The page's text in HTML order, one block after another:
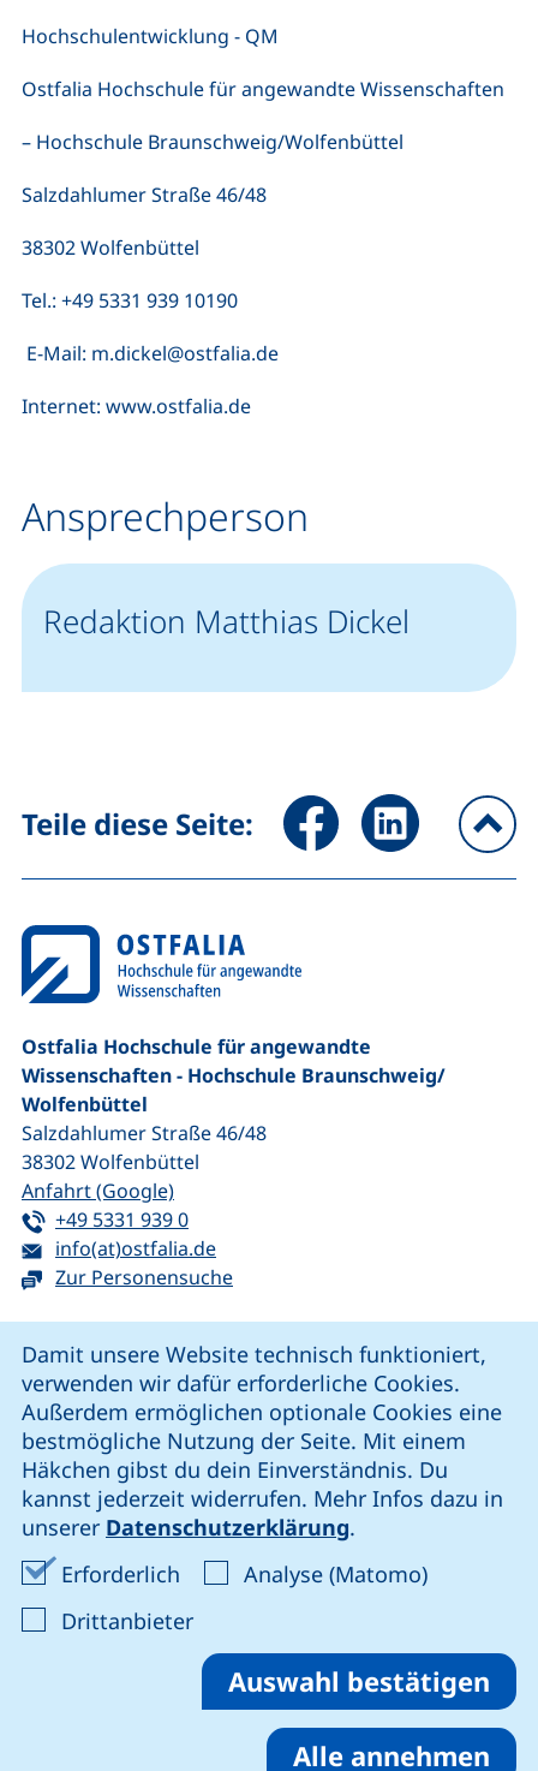
Damit unsere Website technisch funktioniert,
verwenden wir dafür erforderliche Cookies.
Außerdem ermöglichen optionale Cookies eine
bestmögliche Nutzung der Seite. Mit einem
Häkchen gibst du dein Einverständnis. Du
kannst jederzeit widerrufen. Mehr Infos dazu in
unserer Datenschutzerklärung.
Erforderlich Erforderliche Cookies akzeptieren
Analyse (Matomo)Analyse-
Drittanbieter: Cookies von Drittanbieter
Auswahl bestätigen
Alle annehmen
Hochschulentwicklung - QM
Ostfalia Hochschule für angewandte Wissenschaften
– Hochschule Braunschweig/Wolfenbüttel
Salzdahlumer Straße 46/48
38302 Wolfenbüttel
Tel.: +49 5331 939 10190
E-Mail: m.dickel@ostfalia.de
Internet: www.ostfalia.de
Ansprechperson
Redaktion Matthias Dickel
Teile diese Seite: Seite über Facebook teilen
Seite über
Ostfalia Hochschule für angewandte
Wissenschaften - Hochschule Braunschweig/​
Wolfenbüttel
Salzdahlumer Straße 46/48
38302Wolfenbüttel
Anfahrt (Google)(externer Link, öffnet neues Fenster)
Tel:
+49 5331 939 0(startet einen Telefonanruf, wenn Ihr
E-Mail:
info(at)ostfalia.de(öffnet Ihr E-Mail-Programm)
Zur Personensuche
unsere Facebook-Seite (externer Link, öffnet neues
unsere LinkedIn-Seite (externer Link, öffnet
unsere Instagram-Seite (externer Link,
unsere YouTube-Seite (externer
Cookie-Einstellungen
Impressum
Datenschutz
Erklärung zur Barrierefreiheit